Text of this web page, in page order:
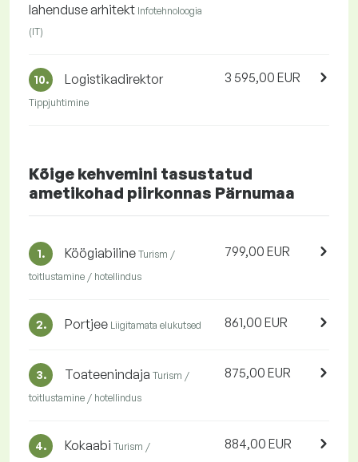
lahenduse arhitekt Infotehnoloogia
(IT)
10. Logistikadirektor
Tippjuhtimine
3 595,00 EUR
Kõige kehvemini tasustatud
ametikohad piirkonnas Pärnumaa
1. Köögiabiline Turism /
toitlustamine / hotellindus
799,00 EUR
2. Portjee Liigitamata elukutsed 861,00 EUR
3. Toateenindaja Turism /
toitlustamine / hotellindus
875,00 EUR
4. Kokaabi Turism /
884,00 EUR